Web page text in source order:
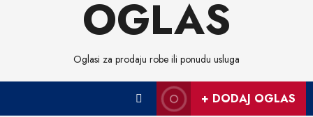
OGLAS
Oglasi za prodaju robe ili ponudu usluga
+ DODAJ OGLAS